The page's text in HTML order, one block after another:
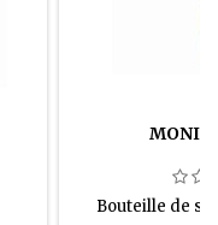
MONIN
Bouteille de